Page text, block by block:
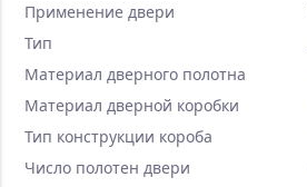
Применение двери
Тип
Материал дверного полотна
Материал дверной коробки
Тип конструкции короба
Число полотен двери